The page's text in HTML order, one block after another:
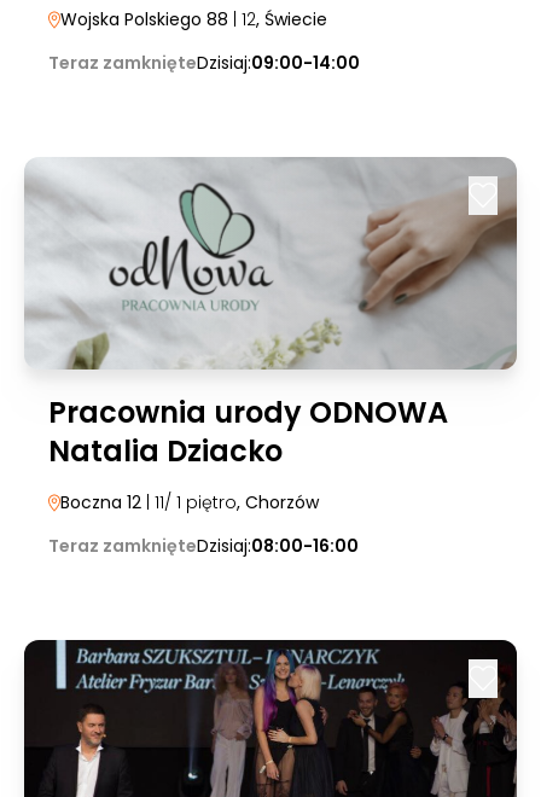
Wojska Polskiego 88 | 12, Świecie
Teraz zamknięteDzisiaj:09:00-14:00
Pracownia urody ODNOWA
Natalia Dziacko
Boczna 12 | 11/ 1 piętro, Chorzów
Teraz zamknięteDzisiaj:08:00-16:00